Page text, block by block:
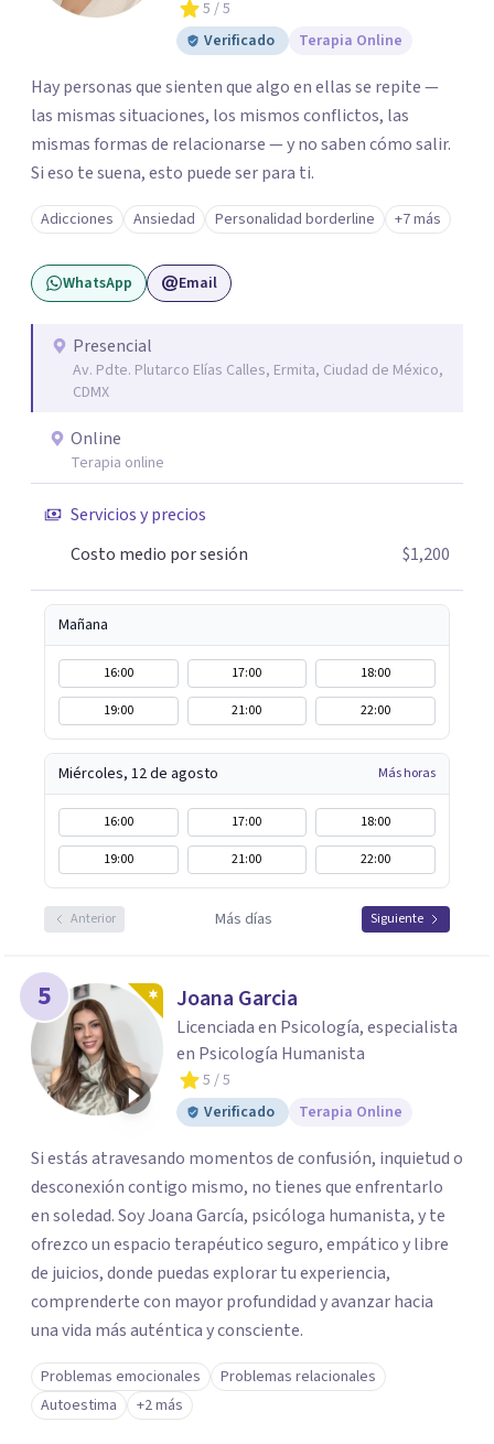
5 / 5
Verificado
Terapia Online
Hay personas que sienten que algo en ellas se repite —
las mismas situaciones, los mismos conflictos, las
mismas formas de relacionarse — y no saben cómo salir.
Si eso te suena, esto puede ser para ti.
Adicciones Ansiedad Personalidad borderline +7 más
WhatsApp Email
Presencial
Av. Pdte. Plutarco Elías Calles, Ermita, Ciudad de México,
CDMX
Online
Terapia online
Servicios y precios
Costo medio por sesión
$1,200
Mañana
16:00 17:00
18:00
19:00
21:00 22:00
Miércoles, 12 de agosto Más horas
16:00 17:00
18:00
19:00
21:00 22:00
Anterior Más días Siguiente
5 Joana Garcia
Licenciada en Psicología, especialista
en Psicología Humanista
5 / 5
Verificado
Terapia Online
Si estás atravesando momentos de confusión, inquietud o
desconexión contigo mismo, no tienes que enfrentarlo
en soledad. Soy Joana García, psicóloga humanista, y te
ofrezco un espacio terapéutico seguro, empático y libre
de juicios, donde puedas explorar tu experiencia,
comprenderte con mayor profundidad y avanzar hacia
una vida más auténtica y consciente.
Problemas emocionales
Problemas relacionales
Autoestima
+2 más